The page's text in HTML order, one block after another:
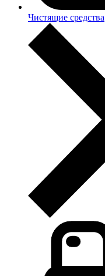
Чистящие средства